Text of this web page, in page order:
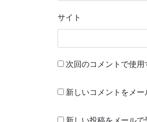
サイト
次回のコメントで使
新しいコメントをメー